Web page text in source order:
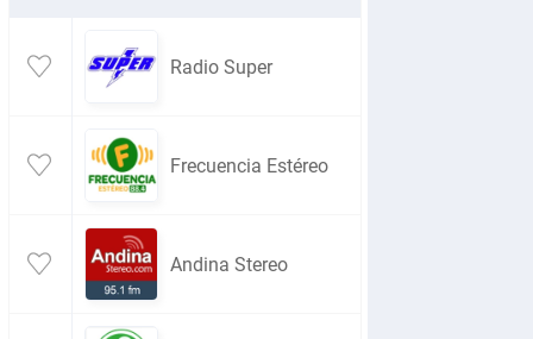
Radio Super
Frecuencia Estéreo
Andina Stereo